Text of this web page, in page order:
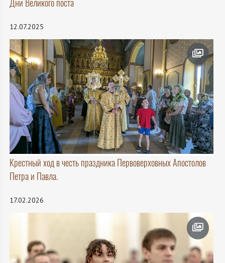
Дни Великого поста
12.07.2025
Крестный ход в честь праздника Первоверховных Апостолов
Петра и Павла.
17.02.2026